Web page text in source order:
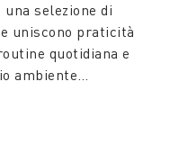
selezione di
uniscono praticità
quotidiana e
ambiente